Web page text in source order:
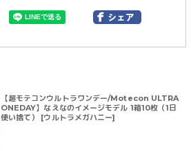
【超モテコンウルトラワンデー/Motecon ULTRA
ONEDAY】なえなのイメージモデル 1箱10枚（1日
使い捨て） [ウルトラメガハニー]